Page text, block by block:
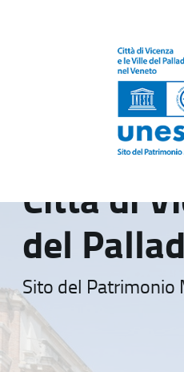
Città di
del
Sito del Patrimonio